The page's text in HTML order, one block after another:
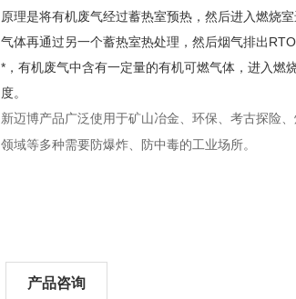
原理是将有机废气经过蓄热室预热，然后进入燃烧
气体再通过另一个蓄热室热处理，然后烟气排出RTO
*，有机废气中含有一定量的有机可燃气体，进入燃
度。
新迈博产品广泛使用于矿山冶金、环保、考古探险
领域等多种需要防爆炸、防中毒的工业场所。
产品咨询